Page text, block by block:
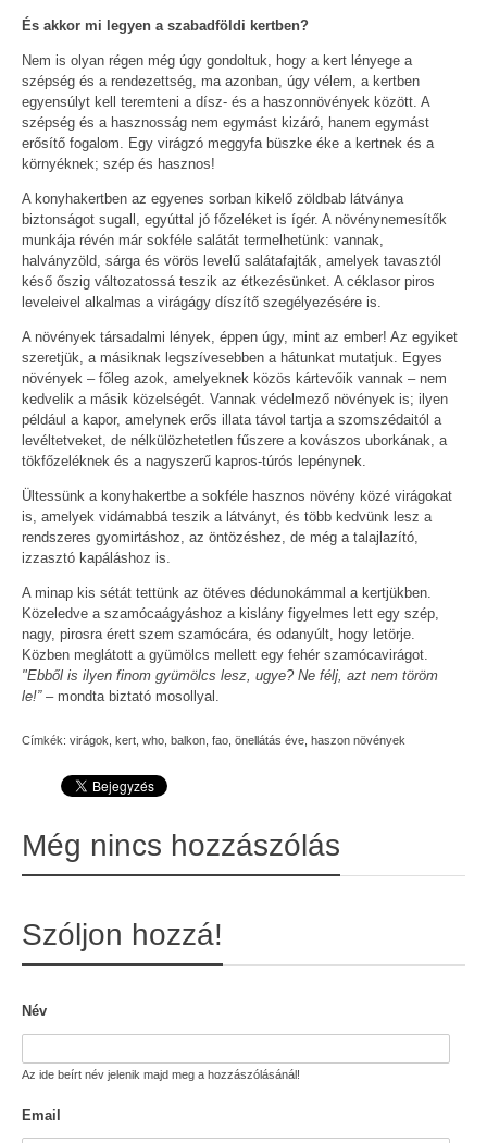
És akkor mi legyen a szabadföldi kertben?
Nem is olyan régen még úgy gondoltuk, hogy a kert lényege a
szépség és a rendezettség, ma azonban, úgy vélem, a kertben
egyensúlyt kell teremteni a dísz- és a haszonnövények között. A
szépség és a hasznosság nem egymást kizáró, hanem egymást
erősítő fogalom. Egy virágzó meggyfa büszke éke a kertnek és a
környéknek; szép és hasznos!
A konyhakertben az egyenes sorban kikelő zöldbab látványa
biztonságot sugall, egyúttal jó főzeléket is ígér. A növénynemesítők
munkája révén már sokféle salátát termelhetünk: vannak,
halványzöld, sárga és vörös levelű salátafajták, amelyek tavasztól
késő őszig változatossá teszik az étkezésünket. A céklasor piros
leveleivel alkalmas a virágágy díszítő szegélyezésére is.
A növények társadalmi lények, éppen úgy, mint az ember! Az egyiket
szeretjük, a másiknak legszívesebben a hátunkat mutatjuk. Egyes
növények – főleg azok, amelyeknek közös kártevőik vannak – nem
kedvelik a másik közelségét. Vannak védelmező növények is; ilyen
például a kapor, amelynek erős illata távol tartja a szomszédaitól a
levéltetveket, de nélkülözhetetlen fűszere a kovászos uborkának, a
tökfőzeléknek és a nagyszerű kapros-túrós lepénynek.
Ültessünk a konyhakertbe a sokféle hasznos növény közé virágokat
is, amelyek vidámabbá teszik a látványt, és több kedvünk lesz a
rendszeres gyomirtáshoz, az öntözéshez, de még a talajlazító,
izzasztó kapáláshoz is.
A minap kis sétát tettünk az ötéves dédunokámmal a kertjükben.
Közeledve a szamócaágyáshoz a kislány figyelmes lett egy szép,
nagy, pirosra érett szem szamócára, és odanyúlt, hogy letörje.
Közben meglátott a gyümölcs mellett egy fehér szamócavirágot.
"Ebből is ilyen finom gyümölcs lesz, ugye? Ne félj, azt nem töröm
le!”– mondta biztató mosollyal.
Címkék: virágok kert who balkon fao önellátás éve haszon növények
Még nincs hozzászólás
Szóljon hozzá!
Név
Az ide beírt név jelenik majd meg a hozzászólásánál!
Email